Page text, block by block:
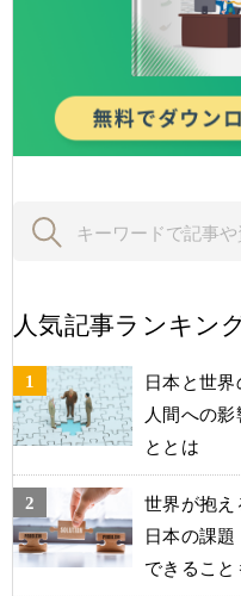
人気記事ランキン
日本と世界
人間への
ととは
世界が抱え
日本の課
できること